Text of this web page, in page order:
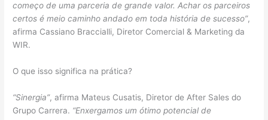
começo de uma parceria de grande valor. Achar os parceiros
certos é meio caminho andado em toda história de sucesso”,
afirma Cassiano Braccialli, Diretor Comercial & Marketing da
WIR.
O que isso significa na prática?
“Sinergia”, afirma Mateus Cusatis, Diretor de After Sales do
Grupo Carrera. “Enxergamos um ótimo potencial de